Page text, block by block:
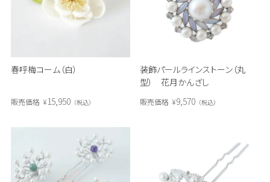
春呼梅コーム（白）
販売価格 ¥15,950 税込
装飾パールラインストーン（丸
型） 花月かんざし
販売価格 ¥9,570 税込